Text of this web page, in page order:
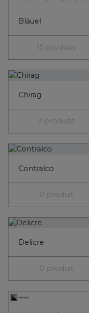
Bläuel
15 produits
Chirag
2 produits
Contralco
0 produit
Delicre
0 produit